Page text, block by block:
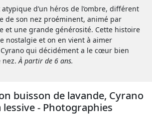
d’un héros de l’ombre, différent
de son nez proéminent, animé par
et une grande générosité. Cette histoire
nostalgie et on en vient à aimer
qui décidément a le cœur bien
nez.À partir de 6 ans.
buisson de lavande, Cyrano
- Photographies